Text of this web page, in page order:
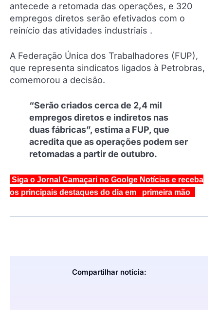
antecede a retomada das operações, e 320
empregos diretos serão efetivados com o
reinício das atividades industriais .
A Federação Única dos Trabalhadores (FUP),
que representa sindicatos ligados à Petrobras,
comemorou a decisão.
“Serão criados cerca de 2,4 mil
empregos diretos e indiretos nas
duas fábricas”, estima a FUP, que
acredita que as operações podem ser
retomadas a partir de outubro.
Siga o Jornal Camaçari no Goolge Notícias e receba
os principais destaques do dia em primeira mão
Compartilhar notícia: